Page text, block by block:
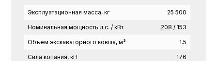
Эксплуатационная масса, кг 25 500
Номинальная мощность л.с. / кВт 208 / 153
Объем экскаваторного ковша, м³ 1.5
Сила копания, кН 176